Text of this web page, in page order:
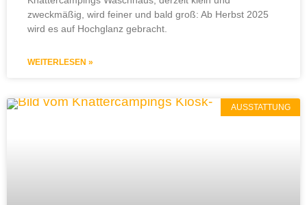
zweckmäßig, wird feiner und bald groß: Ab Herbst 2025
wird es auf Hochglanz gebracht.
WEITERLESEN »
AUSSTATTUNG